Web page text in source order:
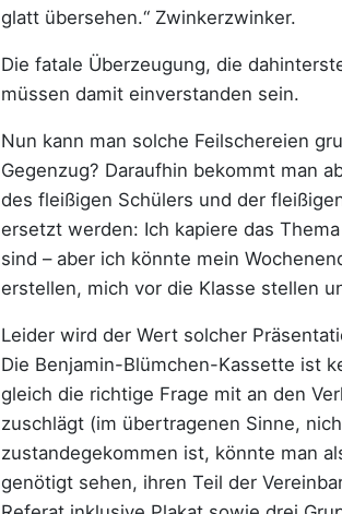
glatt übersehen.“ Zwinkerzwinker.
Die fatale Überzeugung, die
müssen damit einverstanden sein.
Nun kann man solche Feilschereien
Gegenzug? Daraufhin bekommt man
des fleißigen Schülers und der
ersetzt werden: Ich kapiere das
sind – aber ich könnte mein
erstellen, mich vor die Klasse stellen
Leider wird der Wert solcher
Die Benjamin-Blümchen-Kassette ist
gleich die richtige Frage mit an den
zuschlägt (im übertragenen Sinne,
zustandegekommen ist, könnte man
genötigt sehen, ihren Teil der